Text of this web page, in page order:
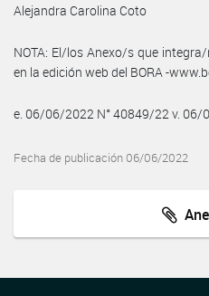
Alejandra Carolina Coto
NOTA: El/los Anexo/s que
en la edición web del BORA -
e. 06/06/2022 N° 40849/22 v. 06/
Fecha de publicación 06/06/2022